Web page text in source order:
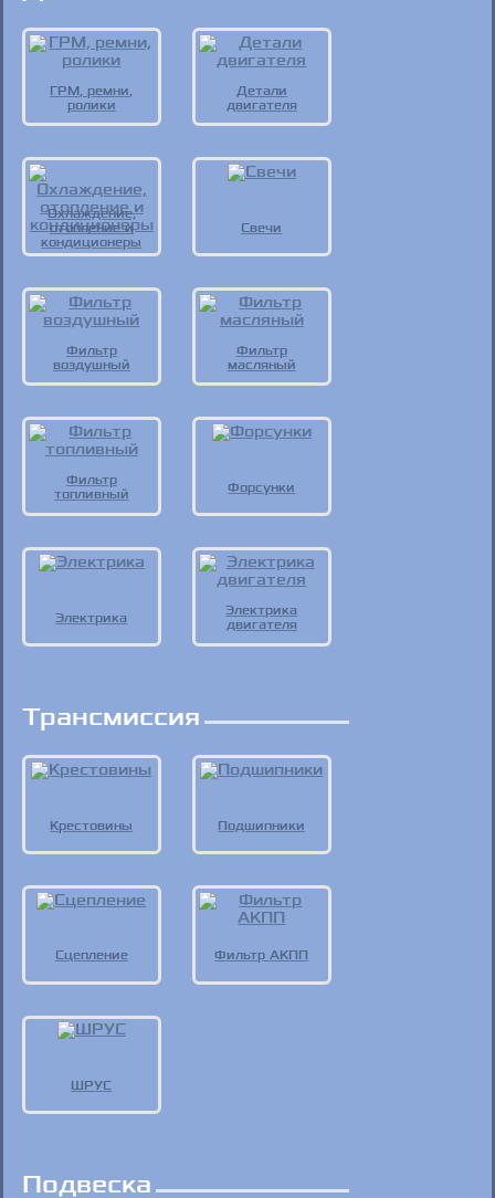
ГРМ, ремни,
ролики
Детали
двигателя
Охлаждение,
отопление и
кондиционеры
Свечи
Фильтр
воздушный
Фильтр
масляный
Фильтр
топливный
Форсунки
Электрика
Электрика
двигателя
Трансмиссия
Крестовины Подшипники
Сцепление Фильтр АКПП
ШРУС
Подвеска